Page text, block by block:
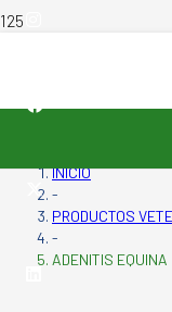
INICIO
-
PRODUCTOS
-
ADENITIS EQUINA